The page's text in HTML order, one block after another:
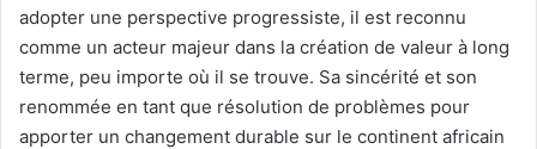
adopter une perspective progressiste, il est reconnu
comme un acteur majeur dans la création de valeur à long
terme, peu importe où il se trouve. Sa sincérité et son
renommée en tant que résolution de problèmes pour
apporter un changement durable sur le continent africain